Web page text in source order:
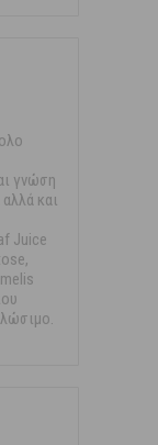
γνώση
και
Juice